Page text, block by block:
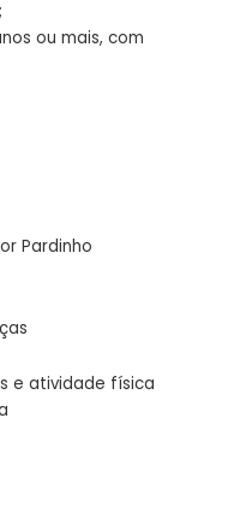
ou mais, com
Pardinho
e atividade física